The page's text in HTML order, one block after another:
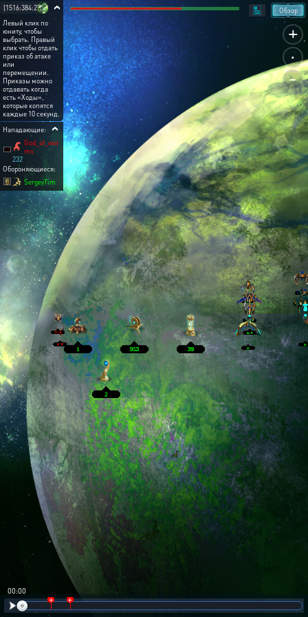
+
.
-
Обзор
[1516:384:2]
Левый клик по
юниту, чтобы
выбрать. Правый
клик чтобы отдать
приказ об атаке
или
перемещении.
Приказы можно
отдавать когда
есть «Ходы»,
которые копятся
каждые 10 секунд.
Нападающие:
God_of_wor
ms
232
Обороняющиеся:
SergeyTim
00:01